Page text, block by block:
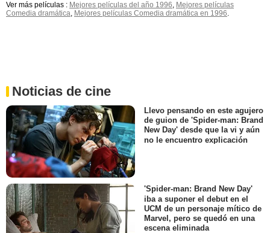
Ver más películas : Mejores películas del año 1996, Mejores películas
Comedia dramática, Mejores películas Comedia dramática en 1996.
Noticias de cine
Llevo pensando en este agujero
de guion de 'Spider-man: Brand
New Day' desde que la vi y aún
no le encuentro explicación
'Spider-man: Brand New Day'
iba a suponer el debut en el
UCM de un personaje mítico de
Marvel, pero se quedó en una
escena eliminada